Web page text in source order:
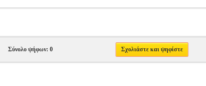
Σύνολο ψήφων: 0 Σχολιάστε και ψηφίστε